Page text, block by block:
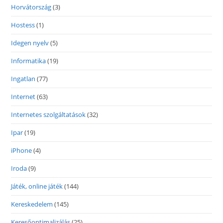
Horvátország(3)
Hostess(1)
Idegen nyelv(5)
Informatika(19)
Ingatlan (77)
Internet(63)
Internetes szolgáltatások(32)
Ipar(19)
iPhone(4)
Iroda(9)
Játék, online játék(144)
Kereskedelem (145)